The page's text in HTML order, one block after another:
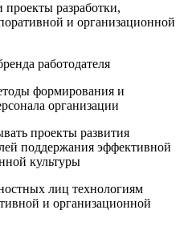
разработки,
и организационной
работодателя
формирования и
организации
проекты развития
поддержания эффективной
культуры
лиц технологиям
и организационной